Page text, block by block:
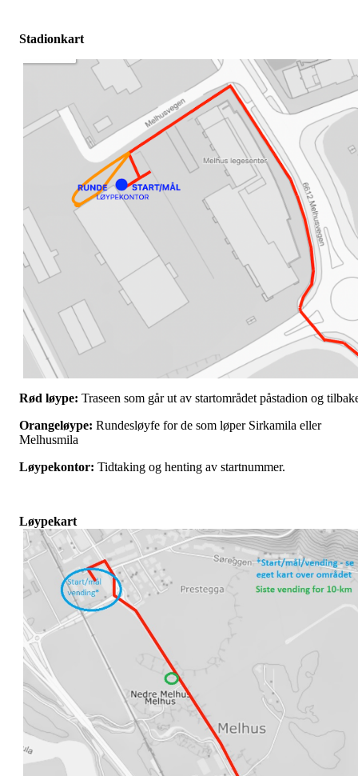
Stadionkart
Rød løype: Traseen som går ut av startområdet påstadion og
Orangeløype: Rundesløyfe for de som løper Sirkamila eller
Melhusmila
Løypekontor: Tidtaking og henting av startnummer.
Løypekart